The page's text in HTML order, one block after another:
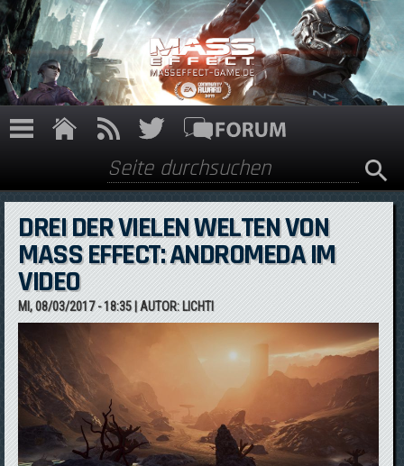
Direkt zum Inhalt
Suchformular
Suche
DREI DER VIELEN WELTEN VON
MASS EFFECT: ANDROMEDA IM
VIDEO
MI, 08/03/2017 - 18:35| AUTOR: LICHTI